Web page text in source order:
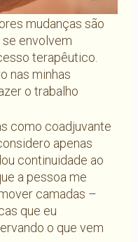
mudanças são
envolvem
terapêutico.
nas minhas
o trabalho
como coadjuvante
apenas
continuidade ao
a pessoa me
camadas –
que eu
o que vem